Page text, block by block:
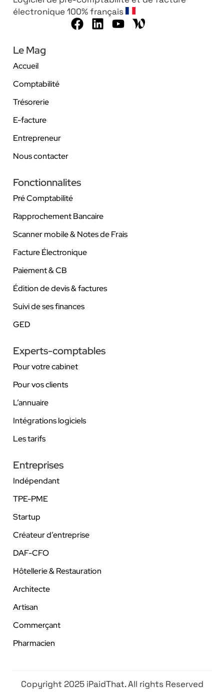
électronique 100% français
Le Mag
Accueil
Comptabilité
Trésorerie
E-facture
Entrepreneur
Nous contacter
Fonctionnalites
Pré Comptabilité
Rapprochement Bancaire
Scanner mobile & Notes de Frais
Facture Électronique
Paiement & CB
Édition de devis & factures
Suivi de ses finances
GED
Experts-comptables
Pour votre cabinet
Pour vos clients
L’annuaire
Intégrations logiciels
Les tarifs
Entreprises
Indépendant
TPE-PME
Startup
Créateur d’entreprise
DAF-CFO
Hôtellerie & Restauration
Architecte
Artisan
Commerçant
Pharmacien
Copyright 2025 iPaidThat. All rights Reserved